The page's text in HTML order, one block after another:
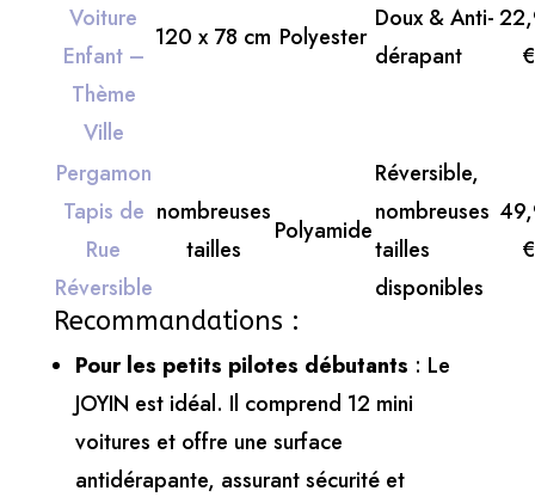
Voiture
Enfant –
Thème
Ville
120 x 78 cm Polyester
Doux & Anti-
dérapant
€
Pergamon
Tapis de
Rue
Réversible
nombreuses
tailles
Polyamide
Réversible,
nombreuses
tailles
disponibles
€
Recommandations :
Pour les petits pilotes débutants : Le
JOYIN est idéal. Il comprend 12 mini
voitures et offre une surface
antidérapante, assurant sécurité et